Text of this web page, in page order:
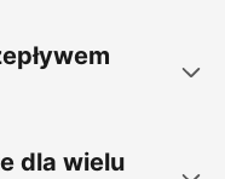
dla wielu